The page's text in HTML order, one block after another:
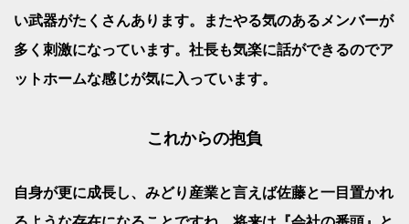
い武器がたくさんあります。またやる気のあるメンバーが
多く刺激になっています。社長も気楽に話ができるのでア
ットホームな感じが気に入っています。
これからの抱負
自身が更に成長し、みどり産業と言えば佐藤と一目置かれ